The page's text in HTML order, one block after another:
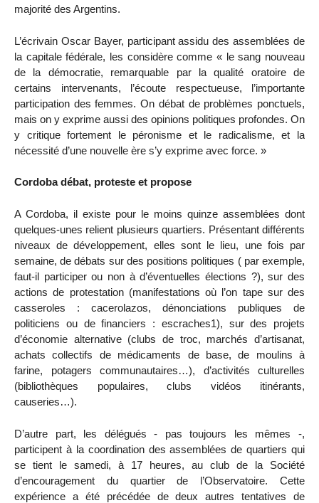
majorité des Argentins.
L’écrivain Oscar Bayer, participant assidu des assemblées de
la capitale fédérale, les considère comme « le sang nouveau
de la démocratie, remarquable par la qualité oratoire de
certains intervenants, l’écoute respectueuse, l’importante
participation des femmes. On débat de problèmes ponctuels,
mais on y exprime aussi des opinions politiques profondes. On
y critique fortement le péronisme et le radicalisme, et la
nécessité d’une nouvelle ère s’y exprime avec force. »
Cordoba débat, proteste et propose
A Cordoba, il existe pour le moins quinze assemblées dont
quelques-unes relient plusieurs quartiers. Présentant différents
niveaux de développement, elles sont le lieu, une fois par
semaine, de débats sur des positions politiques ( par exemple,
faut-il participer ou non à d’éventuelles élections ?), sur des
actions de protestation (manifestations où l’on tape sur des
casseroles : cacerolazos, dénonciations publiques de
politiciens ou de financiers : escraches1), sur des projets
d’économie alternative (clubs de troc, marchés d’artisanat,
achats collectifs de médicaments de base, de moulins à
farine, potagers communautaires…), d’activités culturelles
(bibliothèques populaires, clubs vidéos itinérants,
causeries…).
D’autre part, les délégués - pas toujours les mêmes -,
participent à la coordination des assemblées de quartiers qui
se tient le samedi, à 17 heures, au club de la Société
d’encouragement du quartier de l’Observatoire. Cette
expérience a été précédée de deux autres tentatives de